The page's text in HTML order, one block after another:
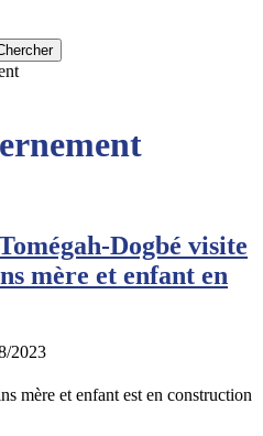
Dogbé visite
mère et enfant en
2023
mère et enfant est en construction